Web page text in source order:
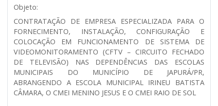
Objeto:
CONTRATAÇÃO DE EMPRESA ESPECIALIZADA PARA O
FORNECIMENTO, INSTALAÇÃO, CONFIGURAÇÃO E
COLOCAÇÃO EM FUNCIONAMENTO DE SISTEMA DE
VIDEOMONITORAMENTO (CFTV – CIRCUITO FECHADO
DE TELEVISÃO) NAS DEPENDÊNCIAS DAS ESCOLAS
MUNICIPAIS DO MUNICÍPIO DE JAPURÁ/PR,
ABRANGENDO A ESCOLA MUNICIPAL IRINEU BATISTA
CÂMARA, O CMEI MENINO JESUS E O CMEI RAIO DE SOL